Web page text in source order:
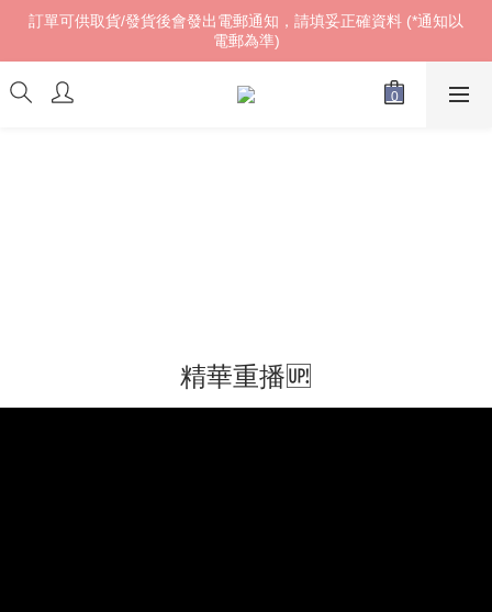
訂單可供取貨/發貨後會發出電郵通知，請填妥正確資料 (*通知以
電郵為準)
訂單可供取貨/發貨後會發出電郵通知，請填妥正確資料 (*通知以
電郵為準)
𝓌ℯ𝓁𝒸ℴ𝓂ℯ!
精華重播🆙